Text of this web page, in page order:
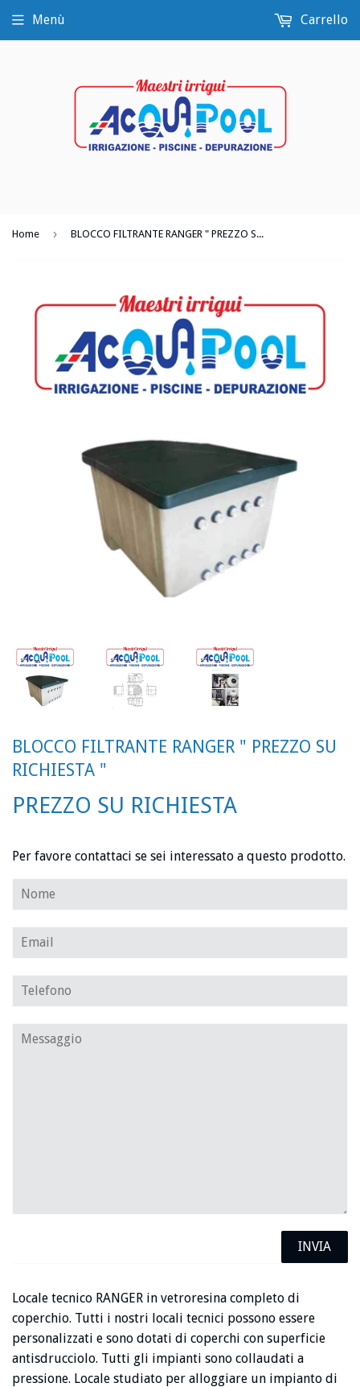
Menù Carrello
Home › BLOCCO FILTRANTE RANGER " PREZZO SU RICHIESTA "
BLOCCO FILTRANTE RANGER " PREZZO SU
RICHIESTA "
PREZZO SU RICHIESTA
Per favore contattaci se sei interessato a questo prodotto.
Nome
Email
Telefono
Messaggio
Locale tecnico RANGER in vetroresina completo di
coperchio. Tutti i nostri locali tecnici possono essere
personalizzati e sono dotati di coperchi con superficie
antisdrucciolo. Tutti gli impianti sono collaudati a
pressione. Locale studiato per alloggiare un impianto di